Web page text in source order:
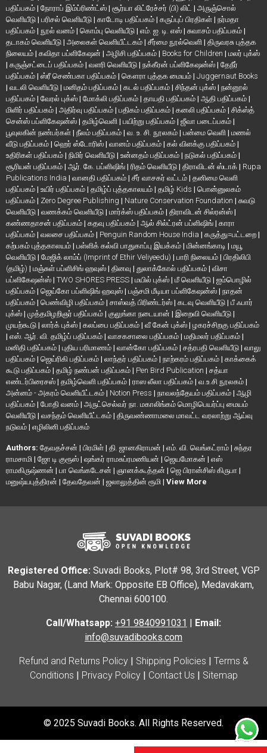
பதிப்பகம் | நோராப் இம்ப்ரிண்ட்ஸ் | சூர்யா லிட்ரேச்சர் (பி) லிட் | அருஞ்சொல்
வெளியீடு | பரிசல் வெளியீடு | காடோடி பதிப்பகம் | கருப்புப் பிரதிகள் | நர்மதா
பதிப்பகம் | நூல் வனம் | கொம்பு வெளியீடு | எம். ஐ. டி. எஸ் | சுவாசம் பதிப்பகம் |
தடாகம் வெளியீடு | அலைகள் வெளியீட்டகம் | சீர்மை நூல்வெளி | திருவரசு புத்தக
நிலையம் | கவிதா பப்ளிகேஷன் | அழிசி பதிப்பகம் | Books for Children | மலர் புக்ஸ்
| கருஞ்சட்டைப் பதிப்பகம் | வளரி வெளியீடு | நக்கீரன் பப்ளிகேஷன்ஸ் | தேநீர்
பதிப்பகம் | ஸ்ரீ செண்பகா பதிப்பகம் | கௌரா புத்தக மையம் | Juggernaut Books
| வடலி வெளியீடு | மனிதம் பதிப்பகம் | கடல் பதிப்பகம் | சிந்தன் புக்ஸ் | நன்னூல்
பதிப்பகம் | வேரல் புக்ஸ் | மோக்லி பதிப்பகம் | தாயதி பதிப்பகம் | ஆதி பதிப்பகம் |
மிளிர் பதிப்பகம் | அதிர்வு பதிப்பகம் | பதிகம் பதிப்பகம் | கனலி பதிப்பகம் | சிக்ஸ்த்
சென்ஸ் பப்ளிகேஷன்ஸ் | தமிழ்வெளி | பயிற்று பதிப்பகம் | ஜீவா படைப்பகம் |
பூவுலகின் நண்பர்கள் | நீலம் பதிப்பகம் | வ. உ. சி. நூலகம் | பன்மை வெளி | மணல்
வீடு பதிப்பகம் | ஹெர் ஸ்டோரிஸ் | வானம் பதிப்பகம் | கல் விளக்கு பதிப்பகம் |
உதிரிகள் பதிப்பகம் | நிமிர் வெளியீடு | உன்னதம் பதிப்பகம் | நடுகல் பதிப்பகம் |
சூரியன் பதிப்பகம் | ஆர். கே. பப்ளிஷிங் | ரிதம் வெளியீடு | திராவிடன் ஸ்டாக் | Rupa
Publications India | வானதி பதிப்பகம் | சீர் வாசகர் வட்டம் | தனிமை வெளி
பதிப்பகம் | உயிர் பதிப்பகம் | தமிழ்ப் புத்தகாலயம் | தமிழ் Kids | பொன்னுலகம்
பதிப்பகம் | Zero Degree Publishing | Nature Conservation Foundation | சுவடு
வெளியீடு | வணக்கம் வெளியீடு | மார்க்ஸ் பதிப்பகம் | திராவிடன் சில்ரன்ஸ் |
கண்ணதாசன் பதிப்பகம் | கதவு பதிப்பகம் | ஆல் சில்ட்ரன் பப்ளிஷிங் | காரா
பதிப்பகம் | வலசை பதிப்பகம் | Penguin Random House India | கருத்து=பட்டறை |
கற்பகம் புத்தகாலயம் | பள்ளிக் கல்வி பாதுகாப்பு இயக்கம் | மின்னங்காடி | மயூ
வெளியீடு | மேஜிக் லாம்ப் (Imprint of Ethir Veliyeedu) | பாரி நிலையம் | பிரதிலிபி
(தமிழ்) | மஞ்சுள் பப்ளிசிங் ஹவுஸ் | தினவு | துலாக்கோல் பதிப்பகம் | விசா
பப்ளிகேஷன்ஸ் | TWO SHORES PRESS | மயில் புக்ஸ் | மீ வெளியீடு | ஐம்பொழில்
பதிப்பகம் | ஜெய்கோ பப்ளிஷிங் ஹவுஸ் | பஞ்சமி மீடியா பப்ளிகேஷன்ஸ் | நாதன்
பதிப்பகம் | பெண்விழி பதிப்பகம் | சாஸ்வத் பிரிண்டர்ஸ் | கடவு வெளியீடு | பீ ஃபார்
புக்ஸ் | முத்தமிழறிஞர் பதிப்பகம் | குலுங்கா நடையான் | இறைவி வெளியீடு |
முயற்கூடு | லார்க் புக்ஸ் | கலப்பை பதிப்பகம் | வீ கேன் புக்ஸ் | ழகரச்சிறகு பதிப்பகம்
| எஸ். ஆர். வி. தமிழ்ப் பதிப்பகம் | வாசகசாலை பதிப்பகம் | மதிமலர் பதிப்பகம் |
மனிதி பதிப்பகம் | புதிய பரிமாணம் | வான்கோ பதிப்பகம் | சத்ரபதி வெளியீடு | வாலு
பதிப்பகம் | ஜெய்ரிகி பதிப்பகம் | லாந்தர் பதிப்பகம் | நாற்கரம் பதிப்பகம் | காக்கைக்
கூடு பதிப்பகம் | தமிழ் நண்பன் பதிப்பகம் | Pen Bird Publication | சத்யா
எண்டர்பிரைசஸ் | தமிழ்வெளி பதிப்பகம் | ராஸ லீலா பதிப்பகம் | வ.உ.சி நூலகம் |
அன்னம் - அகரம் வெளியீட்டகம் | Notion Press | நாவலந்தேயம் பதிப்பகம் | ஆழி
பதிப்பகம் | போதி வனம் | அருட்செல்வர் நா. மகாலிங்கம் மொழிபெயர்ப்பு மையம்
வெளியீடு | வசந்தம் வெளியீட்டகம் | திருவண்ணாமலை மாவட்ட வரலாற்று ஆய்வு
நடுவம் | எழிலினி பதிப்பகம்
Authors: தேவதச்சன் | பிரமிள் | தி. ஜானகிராமன் | எம். வி. வெங்கட்ராம் | சுந்தர
ராமசாமி | ஜோ டி குரூஸ் | ஷங்கர் ராமசுப்ரமணியன் | ஜெயமோகன் | எஸ்
ராமகிருஷ்ணன் | பா வெங்கடேசன் | ஞானக்கூத்தன் | ஜெ பிரான்சிஸ் கிருபா |
மனுஷ்யபுத்திரன் | தேவதேவன் | ஜலாலுத்தின் ரூமி | View More
Registered Office: Suvadi Books, Plot# 98, 3rd Street, VGP
Babu Nagar, (Land Mark: Opposite EB Office), Medavakam,
Chennai 600100.
Call/Whatsapp: +91 9840991031 | Email:
info@suvadibooks.com
Refund and Returns Policy| Shipping Policies | Terms &
Conditions | Privacy Policy| Contact Us | Sitemap
© 2025 Suvadi Books. All Rights Reserved.